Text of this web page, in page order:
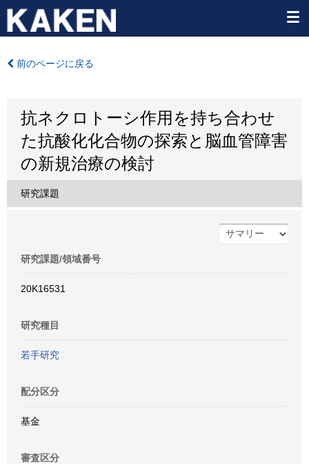
前のページに戻る
抗ネクロトーシ作用を持ち合わせ
た抗酸化化合物の探索と脳血管障害
の新規治療の検討
研究課題
研究課題/領域番号
20K16531
研究種目
若手研究
配分区分
基金
審査区分